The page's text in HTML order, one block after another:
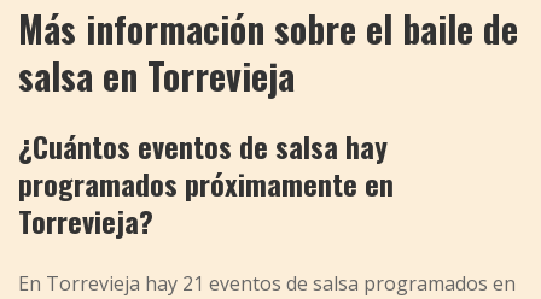
Más información sobre el baile de
salsa en Torrevieja
¿Cuántos eventos de salsa hay
programados próximamente en
Torrevieja?
En Torrevieja hay 21 eventos de salsa programados en